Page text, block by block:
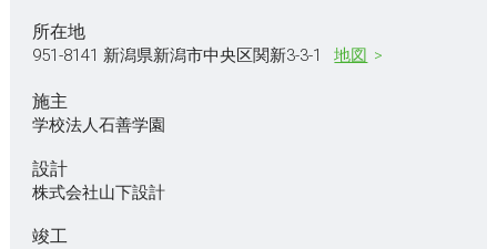
所在地
951-8141 新潟県新潟市中央区関新3-3-1 地図
施主
学校法人石善学園
設計
株式会社山下設計
竣工